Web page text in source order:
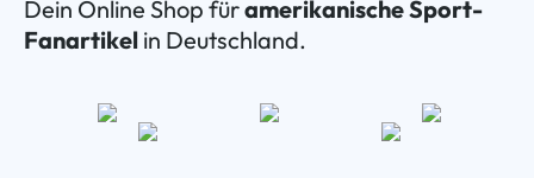
Dein Online Shop füramerikanische Sport-
Fanartikel in Deutschland.